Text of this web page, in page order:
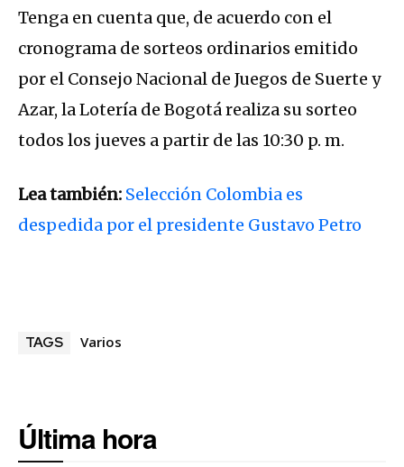
Tenga en cuenta que, de acuerdo con el
cronograma de sorteos ordinarios emitido
por el Consejo Nacional de Juegos de Suerte y
Azar, la Lotería de Bogotá realiza su sorteo
todos los jueves a partir de las 10:30 p. m.
Lea también: Selección Colombia es
despedida por el presidente Gustavo Petro
TAGS Varios
Última hora